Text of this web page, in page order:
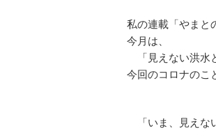
私の連載「やまと
今月は、
「見えない洪水
今回のコロナのこ
「いま、見えな